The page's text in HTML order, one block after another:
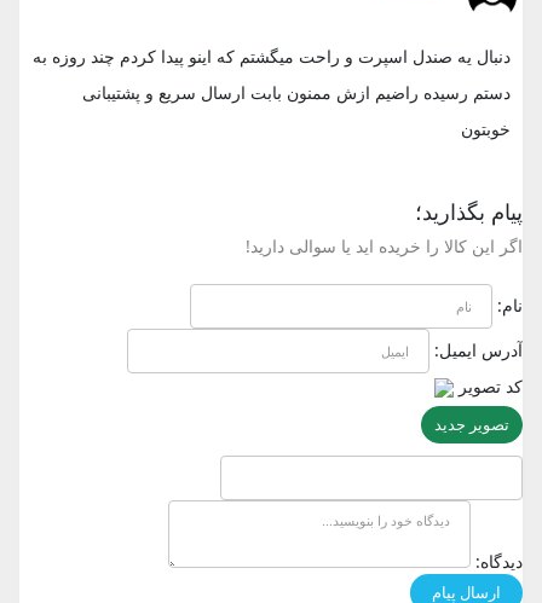
دنبال یه صندل اسپرت و راحت میگشتم که اینو پیدا کردم چند روزه به
دستم رسیده راضیم ازش ممنون بابت ارسال سریع و پشتیبانی
خوبتون
پیام بگذارید؛
اگر این کالا را خریده اید یا سوالی دارید!
نام:
آدرس ایمیل:
کد تصویر
تصویر جدید
دیدگاه: